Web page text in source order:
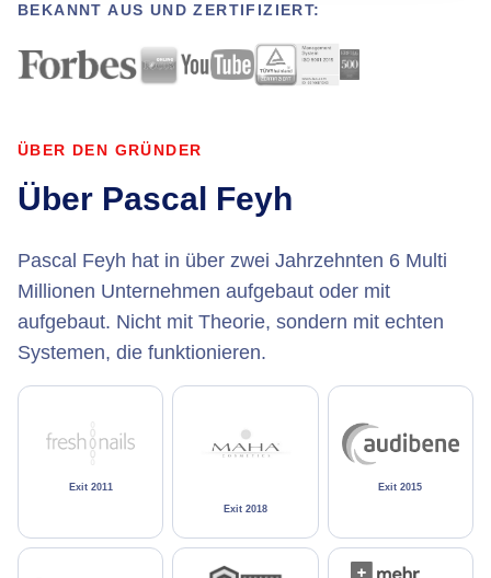
BEKANNT AUS UND ZERTIFIZIERT:
ÜBER DEN GRÜNDER
Über Pascal Feyh
Pascal Feyh hat in über zwei Jahrzehnten 6 Multi
Millionen Unternehmen aufgebaut oder mit
aufgebaut. Nicht mit Theorie, sondern mit echten
Systemen, die funktionieren.
Exit 2011
Exit 2018
Exit 2015